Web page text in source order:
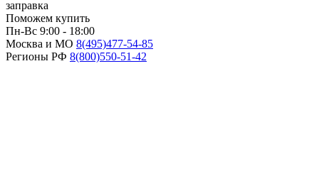
заправка
Поможем купить
Пн-Вс 9:00 - 18:00
Москва и МО 8(495)477-54-85
Регионы РФ 8(800)550-51-42